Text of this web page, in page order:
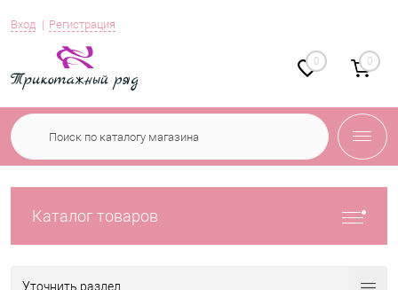
Вход Регистрация
0 0
Каталог товаров
Уточнить раздел